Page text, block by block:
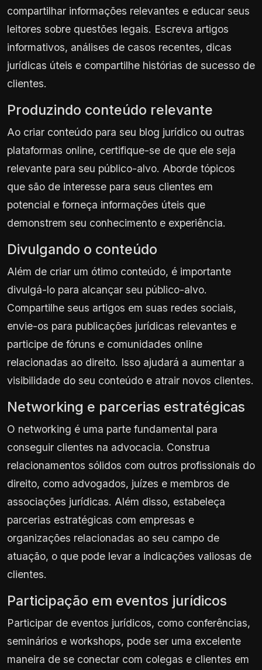
compartilhar informações relevantes e educar seus
leitores sobre questões legais. Escreva artigos
informativos, análises de casos recentes, dicas
jurídicas úteis e compartilhe histórias de sucesso de
clientes.
Produzindo conteúdo relevante
Ao criar conteúdo para seu blog jurídico ou outras
plataformas online, certifique-se de que ele seja
relevante para seu público-alvo. Aborde tópicos
que são de interesse para seus clientes em
potencial e forneça informações úteis que
demonstrem seu conhecimento e experiência.
Divulgando o conteúdo
Além de criar um ótimo conteúdo, é importante
divulgá-lo para alcançar seu público-alvo.
Compartilhe seus artigos em suas redes sociais,
envie-os para publicações jurídicas relevantes e
participe de fóruns e comunidades online
relacionadas ao direito. Isso ajudará a aumentar a
visibilidade do seu conteúdo e atrair novos clientes.
Networking e parcerias estratégicas
O networking é uma parte fundamental para
conseguir clientes na advocacia. Construa
relacionamentos sólidos com outros profissionais do
direito, como advogados, juízes e membros de
associações jurídicas. Além disso, estabeleça
parcerias estratégicas com empresas e
organizações relacionadas ao seu campo de
atuação, o que pode levar a indicações valiosas de
clientes.
Participação em eventos jurídicos
Participar de eventos jurídicos, como conferências,
seminários e workshops, pode ser uma excelente
maneira de se conectar com colegas e clientes em